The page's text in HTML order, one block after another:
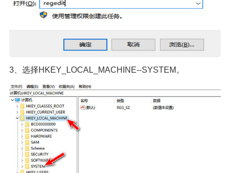
3、选择HKEY_LOCAL_MACHINE--SYSTEM。